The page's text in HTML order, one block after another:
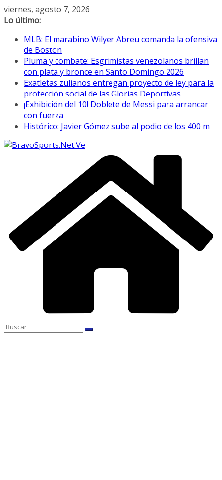
Saltar
al
viernes, agosto 7, 2026
Lo último:
MLB: El marabino Wilyer Abreu comanda la ofensiva
de Boston
Pluma y combate: Esgrimistas venezolanos brillan
con plata y bronce en Santo Domingo 2026
Exatletas zulianos entregan proyecto de ley para la
protección social de las Glorias Deportivas
¡Exhibición del 10! Doblete de Messi para arrancar
con fuerza
Histórico: Javier Gómez sube al podio de los 400 m